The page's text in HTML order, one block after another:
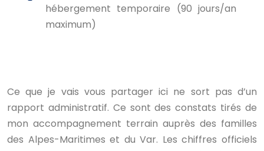
hébergement temporaire (90 jours/an
maximum)
Ce que je vais vous partager ici ne sort pas d’un
rapport administratif. Ce sont des constats tirés de
mon accompagnement terrain auprès des familles
des Alpes-Maritimes et du Var. Les chiffres officiels